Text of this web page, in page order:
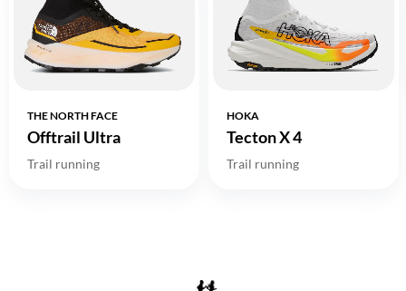
THE NORTH FACE
Offtrail Ultra
Trail running
HOKA
Tecton X 4
Trail running